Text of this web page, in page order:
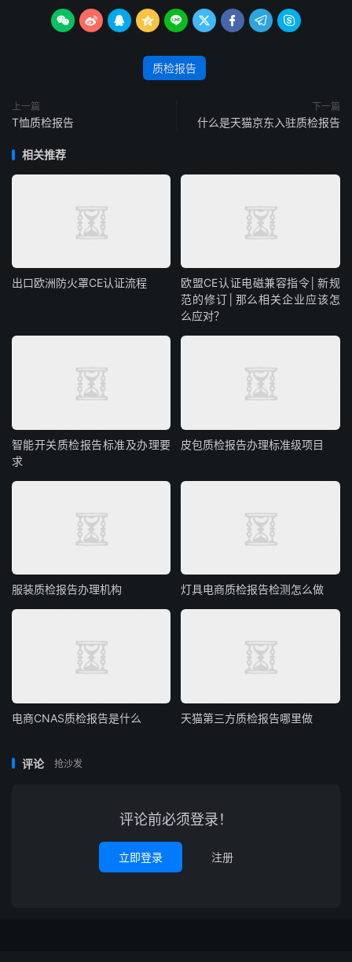
        
质检报告
上一篇
T恤质检报告
下一篇
什么是天猫京东入驻质检报告
相关推荐
出口欧洲防火罩CE认证流程
欧盟CE认证电磁兼容指令│新规
范的修订│那么相关企业应该怎
么应对？
智能开关质检报告标准及办理要
求
皮包质检报告办理标准级项目
服装质检报告办理机构 灯具电商质检报告检测怎么做
电商CNAS质检报告是什么 天猫第三方质检报告哪里做
评论 抢沙发
评论前必须登录！
立即登录 注册